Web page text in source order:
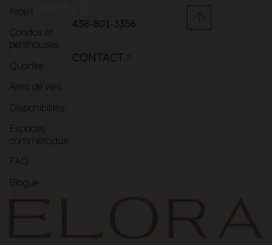
Projet
Condos et
penthouses
Quartier
Aires de vies
Disponibilités
Espaces
commerciaux
FAQ
Blogue
438-801-3356
CONTACT